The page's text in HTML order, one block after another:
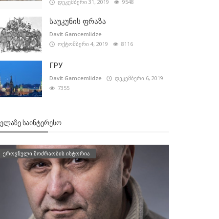
დეკემბერი 31, 2019 9548
საუკუნის ფრაზა
Davit.Gamcemlidze
ოქტომბერი 4, 2019
8116
ГРУ
Davit.Gamcemlidze
დეკემბერი 6, 2019
7355
ᲡᲐᲘᲜᲢᲔᲠᲔᲡᲝ
ეროვნული მოძრაობის ისტორია